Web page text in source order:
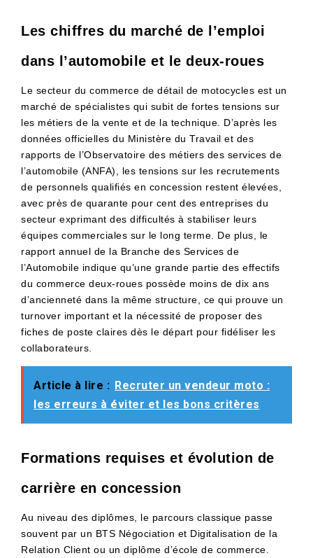
Les chiffres du marché de l’emploi
dans l’automobile et le deux-roues
Le secteur du commerce de détail de motocycles est un
marché de spécialistes qui subit de fortes tensions sur
les métiers de la vente et de la technique. D’après les
données officielles du Ministère du Travail et des
rapports de l’Observatoire des métiers des services de
l’automobile (ANFA), les tensions sur les recrutements
de personnels qualifiés en concession restent élevées,
avec près de quarante pour cent des entreprises du
secteur exprimant des difficultés à stabiliser leurs
équipes commerciales sur le long terme. De plus, le
rapport annuel de la Branche des Services de
l’Automobile indique qu’une grande partie des effectifs
du commerce deux-roues possède moins de dix ans
d’ancienneté dans la même structure, ce qui prouve un
turnover important et la nécessité de proposer des
fiches de poste claires dès le départ pour fidéliser les
collaborateurs.
Article à lire : Recruter un vendeur moto :
les erreurs à éviter et les bons critères
Formations requises et évolution de
carrière en concession
Au niveau des diplômes, le parcours classique passe
souvent par un BTS Négociation et Digitalisation de la
Relation Client ou un diplôme d’école de commerce.